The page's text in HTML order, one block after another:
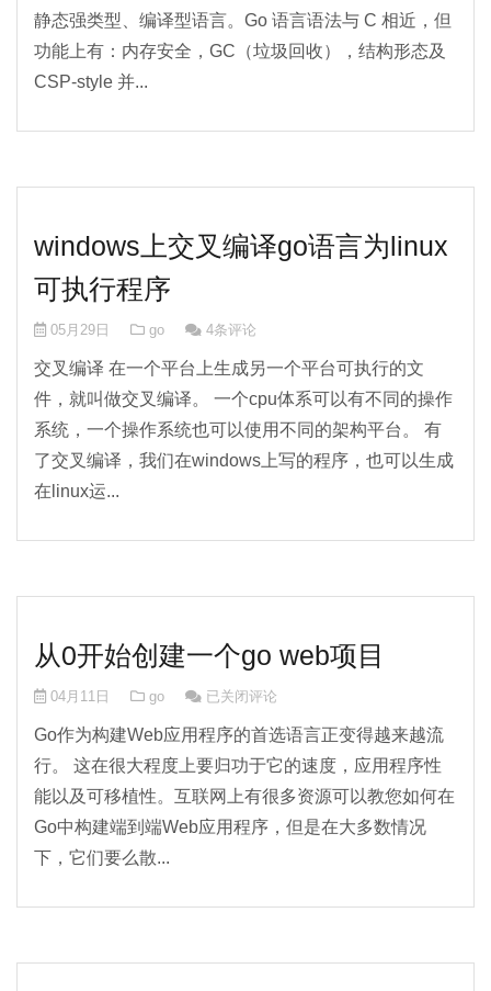
静态强类型、编译型语言。Go 语言语法与 C 相近，但
功能上有：内存安全，GC（垃圾回收），结构形态及
CSP-style 并...
windows上交叉编译go语言为linux
可执行程序
05月29日 go 4条评论
交叉编译 在一个平台上生成另一个平台可执行的文
件，就叫做交叉编译。 一个cpu体系可以有不同的操作
系统，一个操作系统也可以使用不同的架构平台。 有
了交叉编译，我们在windows上写的程序，也可以生成
在linux运...
从0开始创建一个go web项目
04月11日 go 从0开始创建一个go web项目
已关闭评论
Go作为构建Web应用程序的首选语言正变得越来越流
行。 这在很大程度上要归功于它的速度，应用程序性
能以及可移植性。互联网上有很多资源可以教您如何在
Go中构建端到端Web应用程序，但是在大多数情况
下，它们要么散...